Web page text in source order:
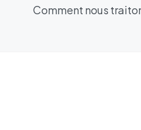
Comment nous